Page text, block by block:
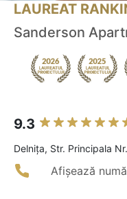
LAUREAT
Sanderson
9.3
Delniţa, Str. Principala
Afișează